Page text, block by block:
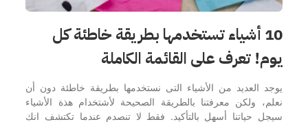
10 أشياء تستخدمها بطريقة خاطئة كل
يوم! تعرف على القائمة الكاملة
يوجد العديد من الأشياء التى نستخدمها بطريقة خاطئة دون أن
نعلم، ولكن معرفتنا بالطريقة الصحيحة لأشتخدام هذة الأشياء
سيجل حياتنا أسهل بالتأكيد. فقط لا تنصدم عندما تكتشف انك